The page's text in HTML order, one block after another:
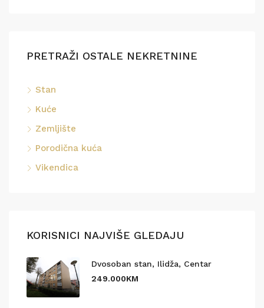
PRETRAŽI OSTALE NEKRETNINE
Stan
Kuće
Zemljište
Porodična kuća
Vikendica
KORISNICI NAJVIŠE GLEDAJU
Dvosoban stan, Ilidža, Centar
249.000KM